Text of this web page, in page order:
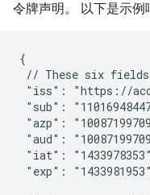
令牌声明。 以下是示例
{
// These six fields
"iss": "https://
"sub":
"azp":
"aud":
"iat":
"exp":